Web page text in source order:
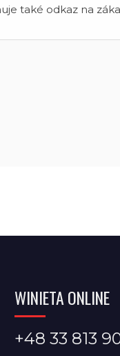
také odkaz na
WINIETA ONLINE
+48 33 813